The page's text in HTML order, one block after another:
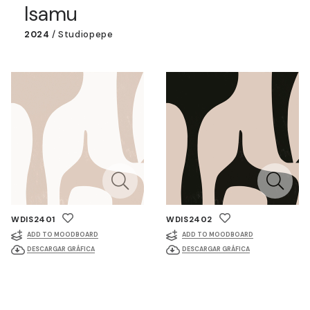
Isamu
2024 / Studiopepe
WDIS2401
ADD TO MOODBOARD
DESCARGAR GRÁFICA
WDIS2402
ADD TO MOODBOARD
DESCARGAR GRÁFICA